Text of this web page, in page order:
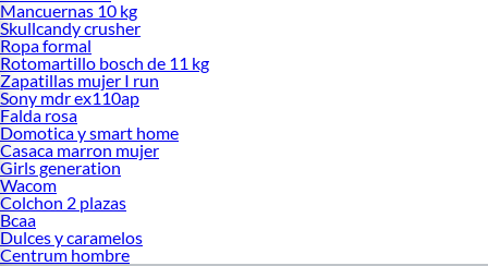
Mancuernas 10 kg
Skullcandy crusher
Ropa formal
Rotomartillo bosch de 11 kg
Zapatillas mujer I run
Sony mdr ex110ap
Falda rosa
Domotica y smart home
Casaca marron mujer
Girls generation
Wacom
Colchon 2 plazas
Bcaa
Dulces y caramelos
Centrum hombre